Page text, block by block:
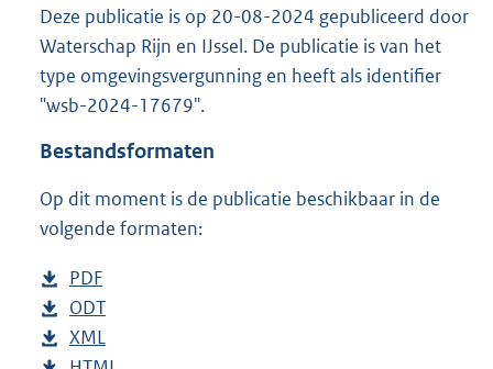
s
g
r
o
:
Deze publicatie is op 20-08-2024 gepubliceerd door
Waterschap Rijn en IJssel. De publicatie is van het
type omgevingsvergunning en heeft als identifier
"wsb-2024-17679".
Bestandsformaten
Op dit moment is de publicatie beschikbaar in de
volgende formaten:
D
o
w
PDF
e
s
D
o
ODT
D
XML